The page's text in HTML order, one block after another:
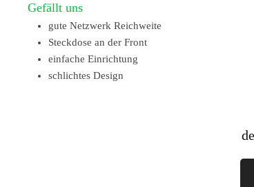
Gefällt uns
gute Netzwerk Reichweite
Steckdose an der Front
einfache Einrichtung
schlichtes Design